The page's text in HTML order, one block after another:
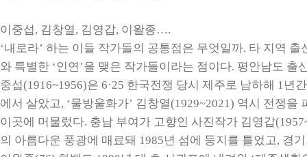
이중섭, 김창열, 김영갑, 이왈종….
‘내로라’ 하는 이들 작가들의 공통점은 무엇일까. 타 지역 출
와 특별한 ‘인연’을 맺은 작가들이라는 점이다. 평안남도 출
중섭(1916~1956)은 6·25 한국전쟁 당시 제주로 남하해 1년
에서 살았고, ‘물방울화가’ 김창열(1929~2021) 역시 전쟁을
이곳에 머물렀다. 충남 부여가 고향인 사진작가 김영갑
의 아름다운 풍광에 매료돼 1985년 섬에 둥지를 틀었고, 경